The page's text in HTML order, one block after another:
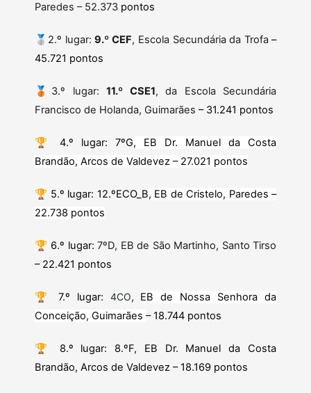
Paredes – 52.373 pontos
🥈2.º lugar:9.º CEF, Escola Secundária da Trofa –
45.721 pontos
🥉3.º lugar:11.º CSE1, da Escola Secundária
Francisco de Holanda, Guimarães – 31.241 pontos
🏆 4.º lugar: 7ºG, EB Dr. Manuel da Costa
Brandão, Arcos de Valdevez – 27.021 pontos
🏆 5.º lugar: 12.ºECO_B, EB de Cristelo, Paredes –
22.738 pontos
🏆 6.º lugar: 7ºD, EB de São Martinho, Santo Tirso
– 22.421 pontos
🏆 7.º lugar: 4CO, EB de Nossa Senhora da
Conceição, Guimarães – 18.744 pontos
🏆 8.º lugar: 8.ºF, EB Dr. Manuel da Costa
Brandão, Arcos de Valdevez – 18.169 pontos